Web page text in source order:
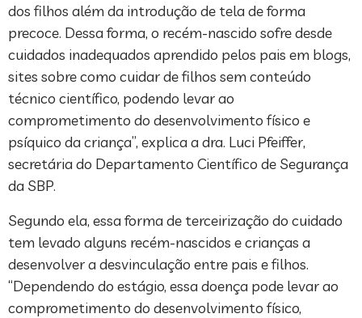
dos filhos além da introdução de tela de forma
precoce. Dessa forma, o recém-nascido sofre desde
cuidados inadequados aprendido pelos pais em blogs,
sites sobre como cuidar de filhos sem conteúdo
técnico científico, podendo levar ao
comprometimento do desenvolvimento físico e
psíquico da criança”, explica a dra. Luci Pfeiffer,
secretária do Departamento Científico de Segurança
da SBP.
Segundo ela, essa forma de terceirização do cuidado
tem levado alguns recém-nascidos e crianças a
desenvolver a desvinculação entre pais e filhos.
“Dependendo do estágio, essa doença pode levar ao
comprometimento do desenvolvimento físico,